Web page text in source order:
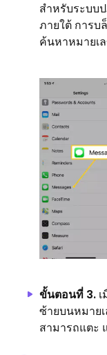
สำหรับระบบ
ภายใต้ การบ
ค้นหาหมายเ
ขั้นตอนที่ 3.
ซ้ายบนหมาย
สามารถแตะ